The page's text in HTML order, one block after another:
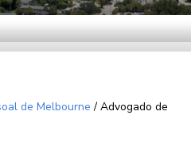
de Melbourne / Advogado de